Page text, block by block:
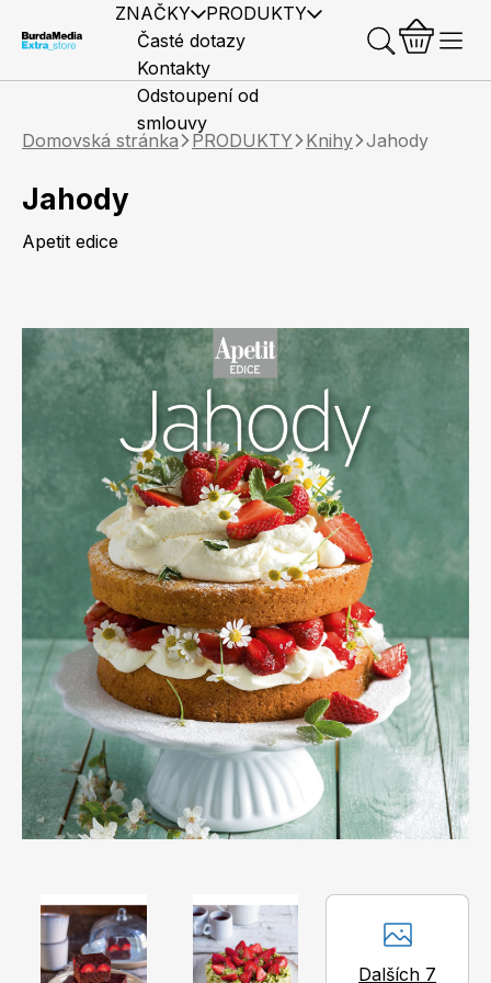
ZNAČKY PRODUKTY
Marianne
Apetit
Svět ženy
Elle Decoration
Marianne Bydlení
Marianne Venkov & styl
Předplatné časopisů
Merch
Časté dotazy
Kontakty
Odstoupení od
smlouvy
Domovská stránka
PRODUKTY Knihy Jahody
Jahody
Apetit edice
Dalších 7